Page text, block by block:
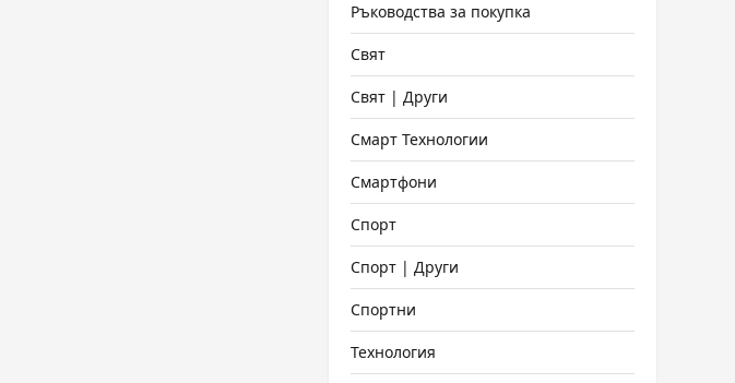
Ръководства за покупка
Свят
Свят | Други
Смарт Технологии
Смартфони
Спорт
Спорт | Други
Спортни
Технология